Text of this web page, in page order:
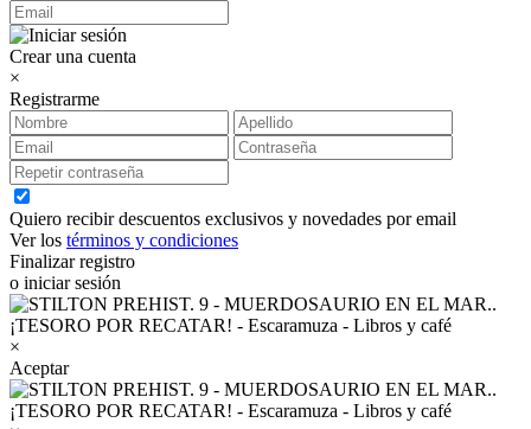
Crear una cuenta
×
Registrarme
Quiero recibir descuentos exclusivos y novedades por email
Ver los términos y condiciones
Finalizar registro
o iniciar sesión
×
Aceptar